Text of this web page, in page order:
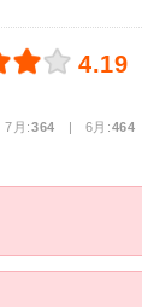
4.19
月:364 | 6月:464